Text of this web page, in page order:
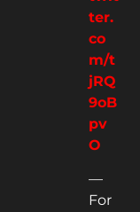
ter.
co
m/t
jRQ
9oB
pv
O
—
For